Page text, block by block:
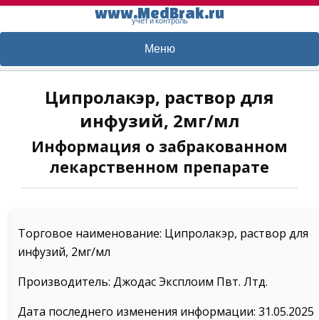
www.MedBrak.ru
учет и контроль
Меню
Ципролакэр, раствор для
инфузий, 2мг/мл
Информация о забракованном
лекарственном препарате
Торговое наименование: Ципролакэр, раствор для
инфузий, 2мг/мл
Производитель: Джодас Эксплоим Пвт. Лтд.
Дата последнего изменения информации: 31.05.2025